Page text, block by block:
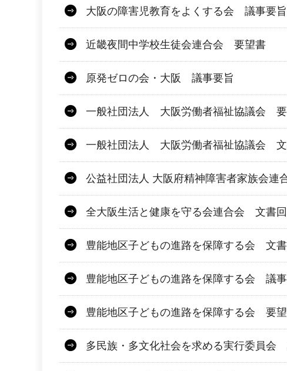
大阪の障害児教育をよくする会 議事要旨
近畿夜間中学校生徒会連合会 要望書
原発ゼロの会・大阪 議事要旨
一般社団法人 大阪労働者福祉協議会 要
一般社団法人 大阪労働者福祉協議会
公益社団法人 大阪府精神障害者家族会
全大阪生活と健康を守る会連合会 文書
豊能地区子どもの進路を保障する会 文書
豊能地区子どもの進路を保障する会 議
豊能地区子どもの進路を保障する会 要
多民族・多文化社会を求める実行委員会